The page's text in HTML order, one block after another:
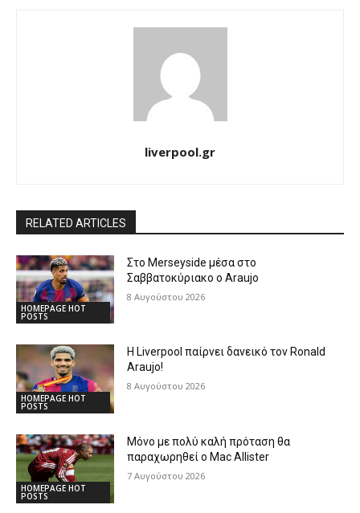
liverpool.gr
RELATED ARTICLES
HOMEPAGE HOT
POSTS
Στο Merseyside μέσα στο
Σαββατοκύριακο ο Araujo
8 Αυγούστου 2026
HOMEPAGE HOT
POSTS
Η Liverpool παίρνει δανεικό τον Ronald
Araujo!
8 Αυγούστου 2026
HOMEPAGE HOT
POSTS
Μόνο με πολύ καλή πρόταση θα
παραχωρηθεί ο Mac Allister
7 Αυγούστου 2026